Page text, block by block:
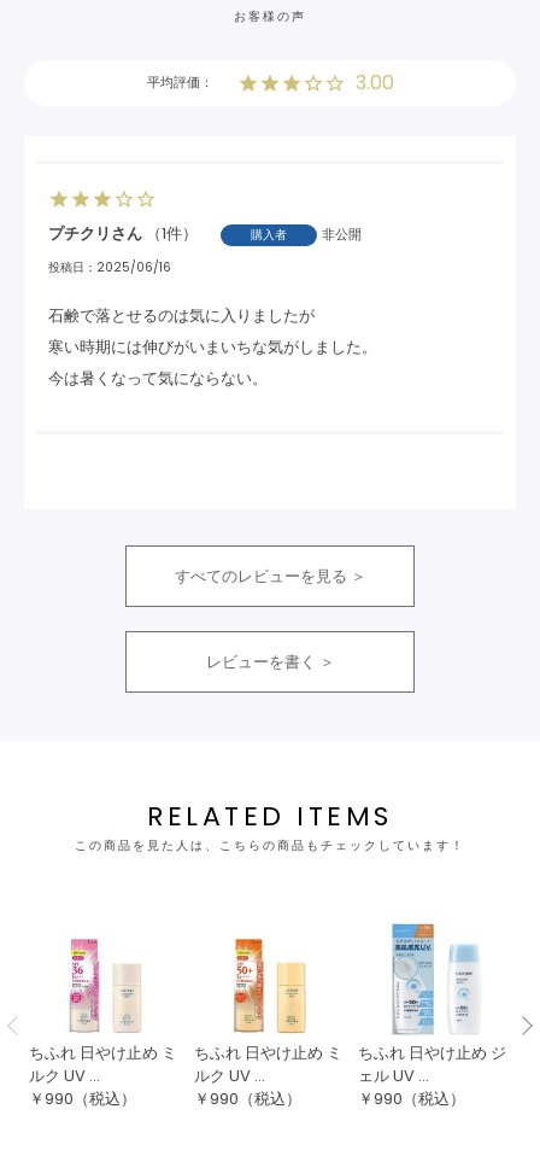
お客様の声
3.00
プチクリ 1 購入者 非公開
投稿日 2025/06/16
石鹸で落とせるのは気に入りましたが
寒い時期には伸びがいまいちな気がしました。
すべてのレビューを見る
レビューを書く
RELATED ITEMS
この商品を見た人は、こちらの商品もチェックしています！
ちふれ 日やけ止め ミ
ルク UV ...
￥990 （税込）
ちふれ 日やけ止め ミ
ルク UV ...
￥990 （税込）
ちふれ 日やけ止め ジ
ェル UV ...
￥990 （税込）